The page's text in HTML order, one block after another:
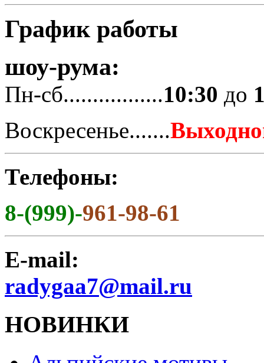
График работы
шоу-рума:
Пн-сб.................10:30 до
Воскресенье.......
Телефоны:
8-(999)-961-98-61
E-mail:
radygaa7@mail.ru
НОВИНКИ